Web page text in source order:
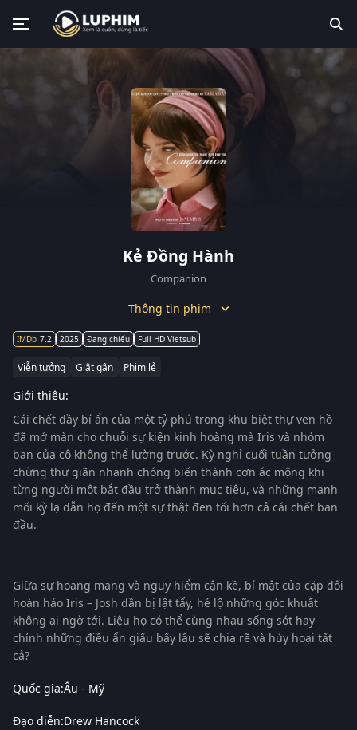
Kẻ Đồng Hành
Companion
Thông tin phim
7.2 2025 Đang chiếu Full HD Vietsub
Viễn tưởng Giật gân Phim lẻ
Giới thiệu:
Cái chết đầy bí ẩn của một tỷ phú trong khu biệt thự ven hồ
đã mở màn cho chuỗi sự kiện kinh hoàng mà Iris và nhóm
bạn của cô không thể lường trước. Kỳ nghỉ cuối tuần tưởng
chừng thư giãn nhanh chóng biến thành cơn ác mộng khi
từng người một bắt đầu trở thành mục tiêu, và những manh
mối kỳ lạ dẫn họ đến một sự thật đen tối hơn cả cái chết ban
đầu.
Giữa sự hoang mang và nguy hiểm cận kề, bí mật của cặp đôi
hoàn hảo Iris – Josh dần bị lật tẩy, hé lộ những góc khuất
không ai ngờ tới. Liệu họ có thể cùng nhau sống sót hay
chính những điều ẩn giấu bấy lâu sẽ chia rẽ và hủy hoại tất
cả?
Quốc gia:Âu - Mỹ
Đạo diễn:Drew Hancock